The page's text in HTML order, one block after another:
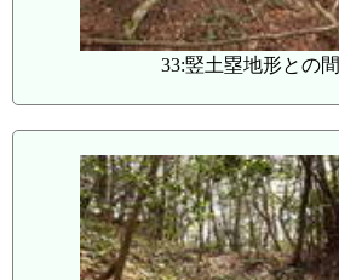
33:竪土塁地形との間